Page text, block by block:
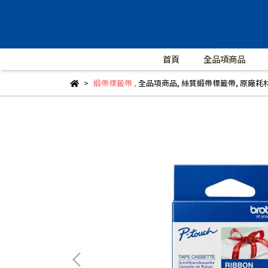
首頁 全品項商品
緞帶標籤帶 , 全品項商品, 絲質緞帶標籤帶, 原廠耗